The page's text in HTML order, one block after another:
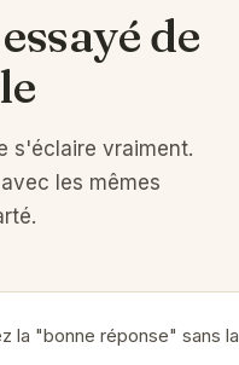
de
s'éclaire vraiment.
les mêmes
la "bonne réponse" sans la